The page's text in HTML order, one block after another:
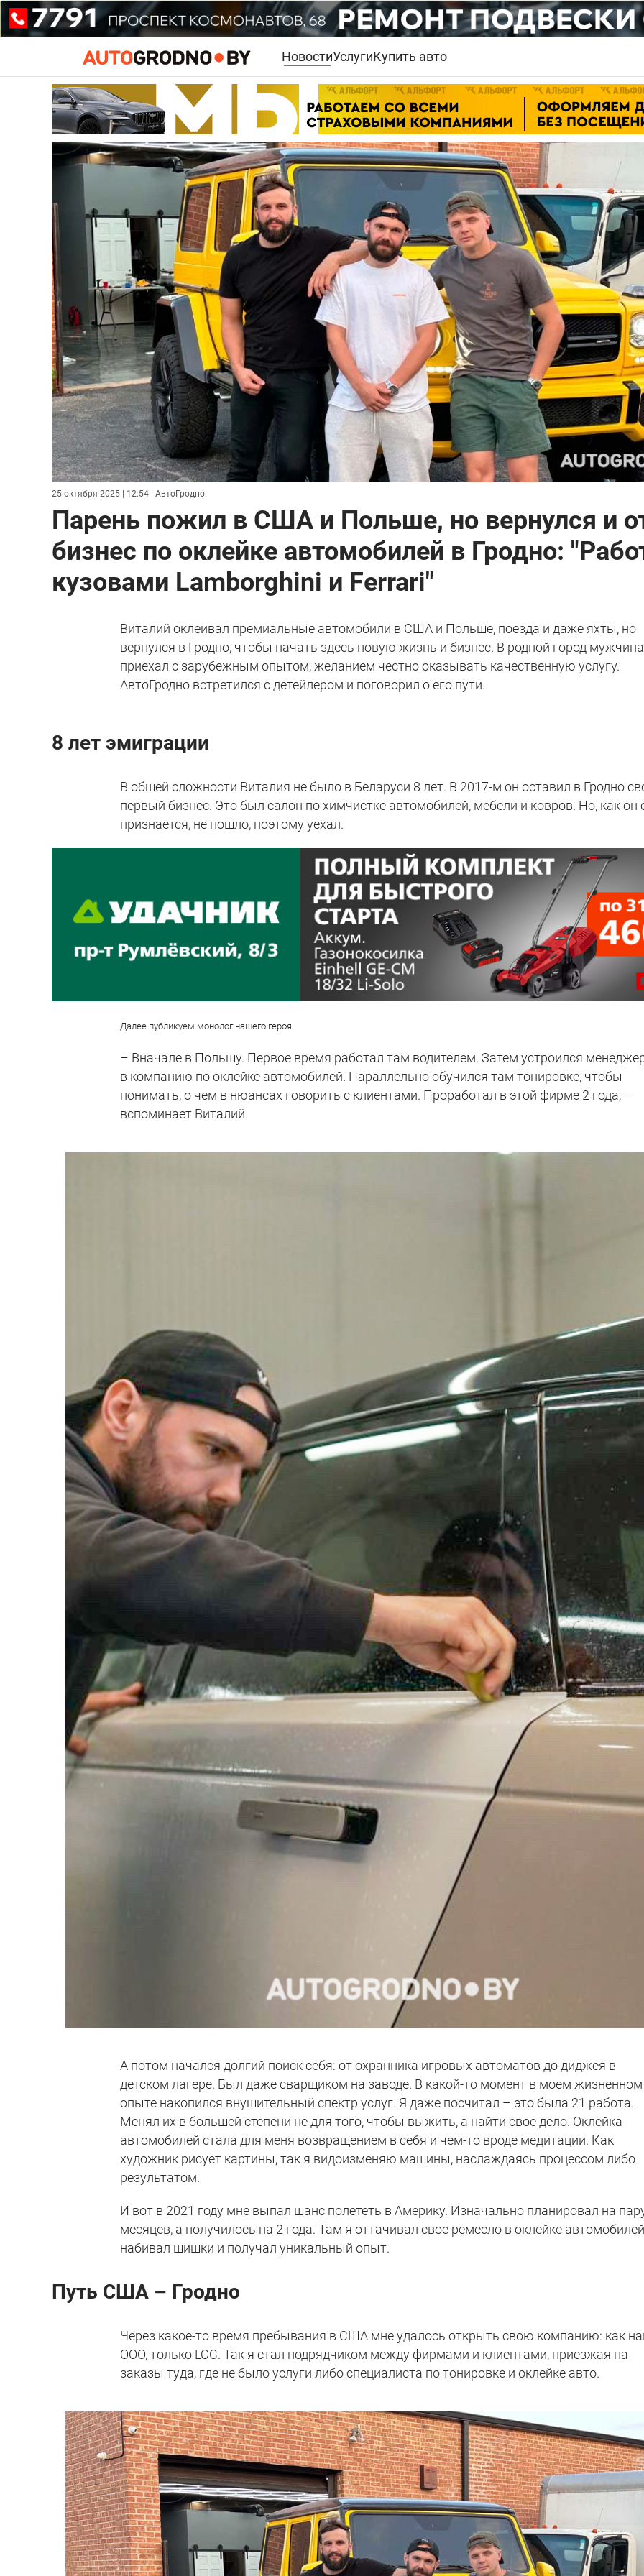
НовостиУслугиКупить авто
25 октября 2025 | 12:54 | АвтоГродно
Парень пожил в США и Польше, но вернулся и
бизнес по оклейке автомобилей в Гродно:
кузовами Lamborghini и Ferrari"
Виталий оклеивал премиальные автомобили в США и Польше, поезда и даже яхты, но
вернулся в Гродно, чтобы начать здесь новую жизнь и бизнес. В родной город мужчина
приехал с зарубежным опытом, желанием честно оказывать качественную услугу.
АвтоГродно встретился с детейлером и поговорил о его пути.
8 лет эмиграции
В общей сложности Виталия не было в Беларуси 8 лет. В 2017-м он оставил в Гродно
первый бизнес. Это был салон по химчистке автомобилей, мебели и ковров. Но, как он
признается, не пошло, поэтому уехал.
Далее публикуем монолог нашего героя.
– Вначале в Польшу. Первое время работал там водителем. Затем устроился
в компанию по оклейке автомобилей. Параллельно обучился там тонировке, чтобы
понимать, о чем в нюансах говорить с клиентами. Проработал в этой фирме 2 года, –
вспоминает Виталий.
А потом начался долгий поиск себя: от охранника игровых автоматов до диджея в
детском лагере. Был даже сварщиком на заводе. В какой-то момент в моем жизненном
опыте накопился внушительный спектр услуг. Я даже посчитал – это была 21 работа.
Менял их в большей степени не для того, чтобы выжить, а найти свое дело. Оклейка
автомобилей стала для меня возвращением в себя и чем-то вроде медитации. Как
художник рисует картины, так я видоизменяю машины, наслаждаясь процессом либо
результатом.
И вот в 2021 году мне выпал шанс полететь в Америку. Изначально планировал на
месяцев, а получилось на 2 года. Там я оттачивал свое ремесло в оклейке
набивал шишки и получал уникальный опыт.
Путь США – Гродно
Через какое-то время пребывания в США мне удалось открыть свою компанию: как
ООО, только LCC. Так я стал подрядчиком между фирмами и клиентами, приезжая на
заказы туда, где не было услуги либо специалиста по тонировке и оклейке авто.